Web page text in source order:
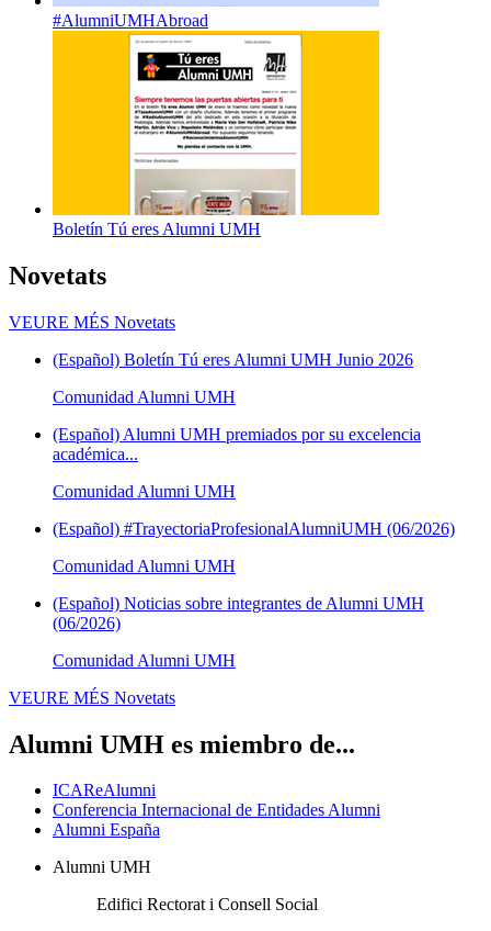
#AlumniUMHAbroad
Boletín Tú eres Alumni UMH
Novetats
VEURE MÉS Novetats
(Español) Boletín Tú eres Alumni UMH Junio 2026
Comunidad Alumni UMH
(Español) Alumni UMH premiados por su excelencia
académica...
Comunidad Alumni UMH
(Español) #TrayectoriaProfesionalAlumniUMH (06/2026)
Comunidad Alumni UMH
(Español) Noticias sobre integrantes de Alumni UMH
(06/2026)
Comunidad Alumni UMH
VEURE MÉS Novetats
Alumni UMH es miembro de...
ICAReAlumni
Conferencia Internacional de Entidades Alumni
Alumni España
Alumni UMH
Edifici Rectorat i Consell Social